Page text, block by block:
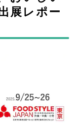
展レポー